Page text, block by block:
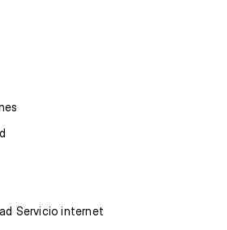
Servicio internet